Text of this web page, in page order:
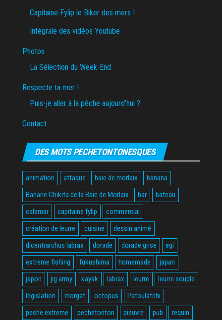
Capitaine Fylip le Biker des mers !
Intégrale des vidéos Youtube
Photos
La Sélection du Week-End
Respecte ta mer !
Puis-je aller à la pêche aujourd’hui ?
Contact
DES MOTS PECHETONTONESQUES
animation attaque baie de morlaix
banana
Banane Chikita de la Baie de Morlaix
bar
bateau
calamar
capitaine fylip
commercial
création de leurre
cuisine
dessin animé
dicentrarchus labrax
dorade dorade grise
egi
extreme fishing
fukushima homemade
japan
japon
jig army kayak labrax leurre
leurre souple
législation
morgat octopus
Patoulatchi
peche extreme
pechetonton pieuvre pub
requin